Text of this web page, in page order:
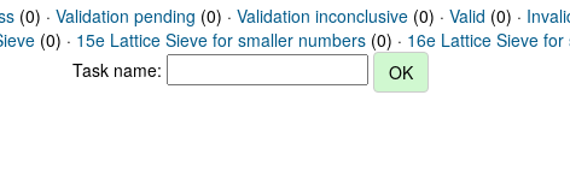
(0) · Validation pending (0) · Validation inconclusive(0) · Valid (0) ·
(0) · 15e Lattice Sieve for smaller numbers (0) · 16e Lattice Sieve
Task name: